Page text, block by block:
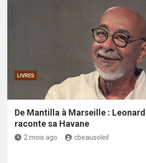
LIVRES
De Mantilla à Marseille :
raconte sa Havane
2 mois ago cbeausoleil